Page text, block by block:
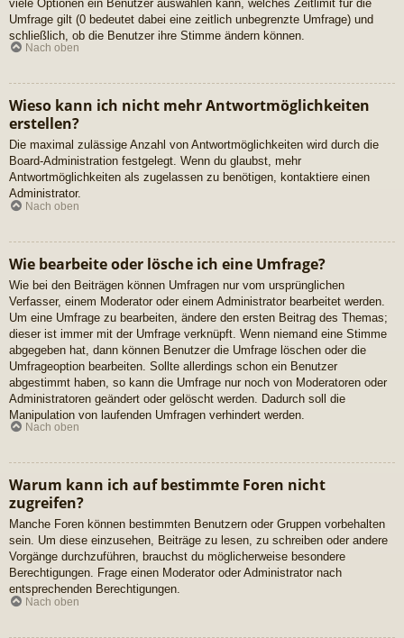
viele Optionen ein Benutzer auswählen kann, welches Zeitlimit für die
Umfrage gilt (0 bedeutet dabei eine zeitlich unbegrenzte Umfrage) und
schließlich, ob die Benutzer ihre Stimme ändern können.
Nach oben
Wieso kann ich nicht mehr Antwortmöglichkeiten
erstellen?
Die maximal zulässige Anzahl von Antwortmöglichkeiten wird durch die
Board-Administration festgelegt. Wenn du glaubst, mehr
Antwortmöglichkeiten als zugelassen zu benötigen, kontaktiere einen
Administrator.
Nach oben
Wie bearbeite oder lösche ich eine Umfrage?
Wie bei den Beiträgen können Umfragen nur vom ursprünglichen
Verfasser, einem Moderator oder einem Administrator bearbeitet werden.
Um eine Umfrage zu bearbeiten, ändere den ersten Beitrag des Themas;
dieser ist immer mit der Umfrage verknüpft. Wenn niemand eine Stimme
abgegeben hat, dann können Benutzer die Umfrage löschen oder die
Umfrageoption bearbeiten. Sollte allerdings schon ein Benutzer
abgestimmt haben, so kann die Umfrage nur noch von Moderatoren oder
Administratoren geändert oder gelöscht werden. Dadurch soll die
Manipulation von laufenden Umfragen verhindert werden.
Nach oben
Warum kann ich auf bestimmte Foren nicht
zugreifen?
Manche Foren können bestimmten Benutzern oder Gruppen vorbehalten
sein. Um diese einzusehen, Beiträge zu lesen, zu schreiben oder andere
Vorgänge durchzuführen, brauchst du möglicherweise besondere
Berechtigungen. Frage einen Moderator oder Administrator nach
entsprechenden Berechtigungen.
Nach oben